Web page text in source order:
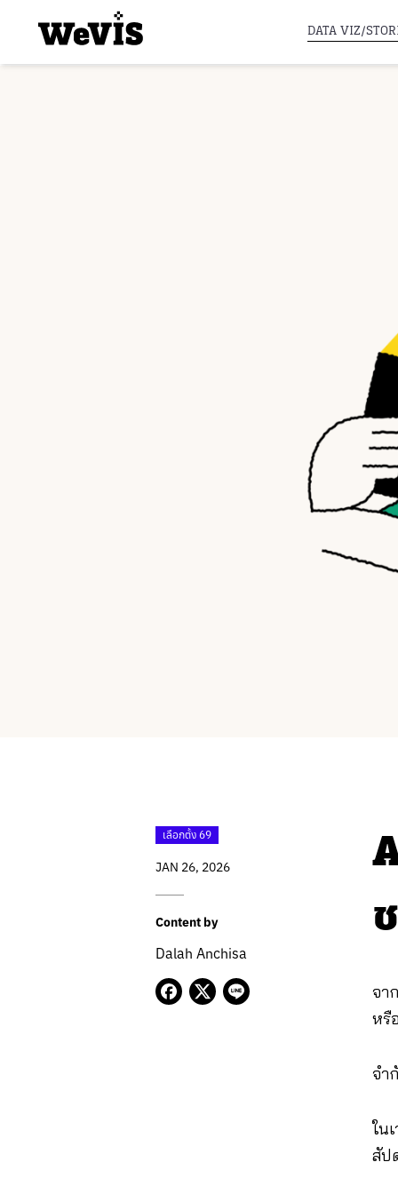
DATA VIZ/
เลือกตั้ง 69
JAN 26, 2026
Content by
Dalah Anchisa
จา
หรื
จำ
ใน
สัป